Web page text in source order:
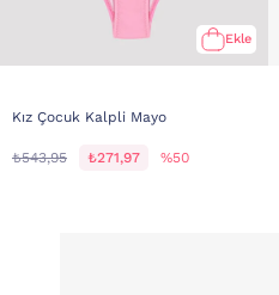
Ekle
Kız Çocuk Kalpli Mayo
₺543,95 ₺271,97 %50